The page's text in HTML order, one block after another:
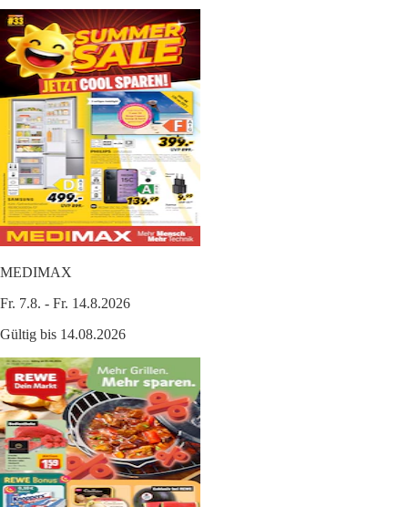
MEDIMAX
Fr. 7.8. - Fr. 14.8.2026
Gültig bis 14.08.2026